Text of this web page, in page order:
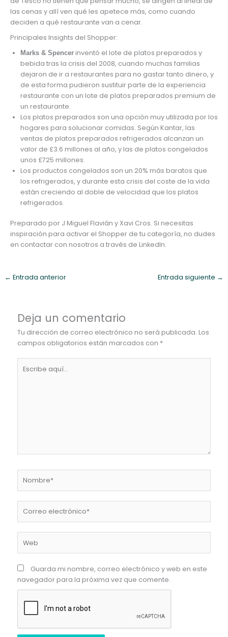
las cenas y allí ven qué les apetece más, como cuando
deciden a qué restaurante van a cenar.
Principales Insights del Shopper:
Marks & Spencerinventó el lote de platos preparados y
bebida tras la crisis del 2008, cuando muchas familias
dejaron de ir a restaurantes para no gastar tanto dinero, y
de esta forma pudieron sustituir parte de la experiencia
restaurante con un lote de platos preparados premium de
un restaurante.
Los platos preparados son una opción muy utilizada por los
hogares para solucionar comidas. Según Kantar, las
ventas de platos preparados refrigerados alcanzan un
valor de £3.6 millones al año, y las de platos congelados
unos £725 millones.
Los productos congelados son un 20% más baratos que
los refrigerados, y durante esta crisis del coste de la vida
están creciendo al doble de velocidad que los platos
refrigerados.
Preparado por J Miguel Flavián y Xavi Cros. Si necesitas
inspiración para activar el Shopper de tu categoría, no dudes
en contactar con nosotros a través de LinkedIn.
← Entrada anterior Entrada siguiente →
Deja un comentario
Tu dirección de correo electrónico no será publicada. Los
campos obligatorios están marcados con *
aquí...
electrónico*
Guarda mi nombre, correo electrónico y web en este
navegador para la próxima vez que comente.